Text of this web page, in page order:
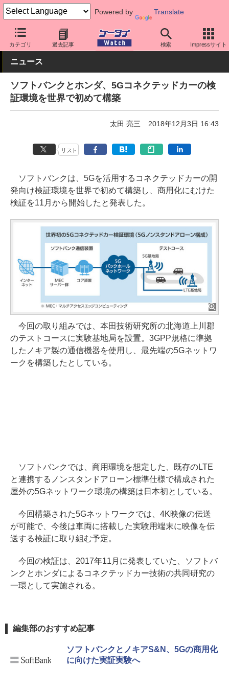
Powered by Translate
カテゴリ 過去記事 検索 Impressサイト
ケータイ Watch キャリア ソフトバンク 5G
ニュース
ソフトバンクとホンダ、5Gコネクテッドカーの検
証環境を世界で初めて構築
太田 亮三 2018年12月3日 16:43
リスト
ソフトバンクは、5Gを活用するコネクテッドカーの開
発向け検証環境を世界で初めて構築し、商用化にむけた
検証を11月から開始したと発表した。
今回の取り組みでは、本田技術研究所の北海道上川郡
のテストコースに実験基地局を設置。3GPP規格に準拠
したノキア製の通信機器を使用し、最先端の5Gネットワ
ークを構築したとしている。
ソフトバンクでは、商用環境を想定した、既存のLTE
と連携するノンスタンドアローン標準仕様で構成された
屋外の5Gネットワーク環境の構築は日本初としている。
今回構築された5Gネットワークでは、4K映像の伝送
が可能で、今後は車両に搭載した実験用端末に映像を伝
送する検証に取り組む予定。
今回の検証は、2017年11月に発表していた、ソフトバ
ンクとホンダによるコネクテッドカー技術の共同研究の
一環として実施される。
編集部のおすすめ記事
ソフトバンクとノキアS&N、5Gの商用化
に向けた実証実験へ